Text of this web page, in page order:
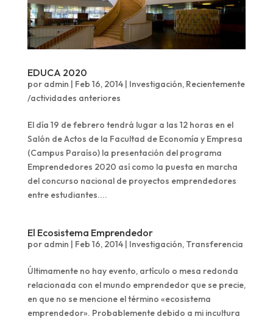
EDUCA 2020
por admin | Feb 16, 2014| Investigación, Recientemente
/actividades anteriores
El día 19 de febrero tendrá lugar a las 12 horas en el
Salón de Actos de la Facultad de Economía y Empresa
(Campus Paraíso) la presentación del programa
Emprendedores 2020 así como la puesta en marcha
del concurso nacional de proyectos emprendedores
entre estudiantes....
El Ecosistema Emprendedor
por admin | Feb 16, 2014| Investigación, Transferencia
Últimamente no hay evento, artículo o mesa redonda
relacionada con el mundo emprendedor que se precie,
en que no se mencione el término «ecosistema
emprendedor». Probablemente debido a mi incultura